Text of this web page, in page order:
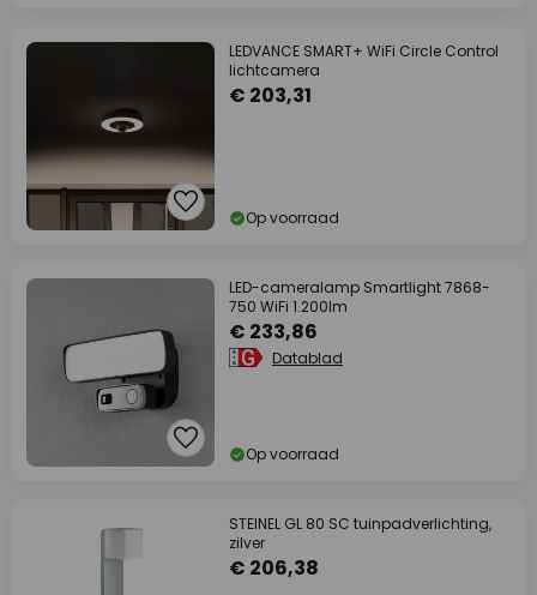
LEDVANCE SMART+ WiFi Circle Control
lichtcamera
€ 203,31
Op voorraad
LED-cameralamp Smartlight 7868-
750 WiFi 1.200lm
€ 233,86
Datablad
Op voorraad
STEINEL GL 80 SC tuinpadverlichting,
zilver
€ 206,38